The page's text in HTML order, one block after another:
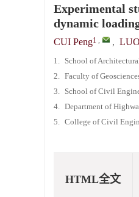
Experimental
dynamic
CUI Peng1 , ,
1. School of
2. Faculty of
3. School of Civil
4. Department of
5. College of Civil
HTML全文